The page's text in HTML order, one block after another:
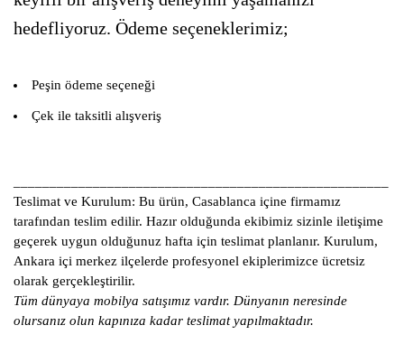
hedefliyoruz. Ödeme seçeneklerimiz;
Peşin ödeme seçeneği
Çek ile taksitli alışveriş
Teslimat ve Kurulum: Bu ürün, Casablanca içine firmamız
tarafından teslim edilir. Hazır olduğunda ekibimiz sizinle iletişime
geçerek uygun olduğunuz hafta için teslimat planlanır. Kurulum,
Ankara içi merkez ilçelerde profesyonel ekiplerimizce ücretsiz
olarak gerçekleştirilir.
Tüm dünyaya mobilya satışımız vardır. Dünyanın neresinde
olursanız olun kapınıza kadar teslimat yapılmaktadır.